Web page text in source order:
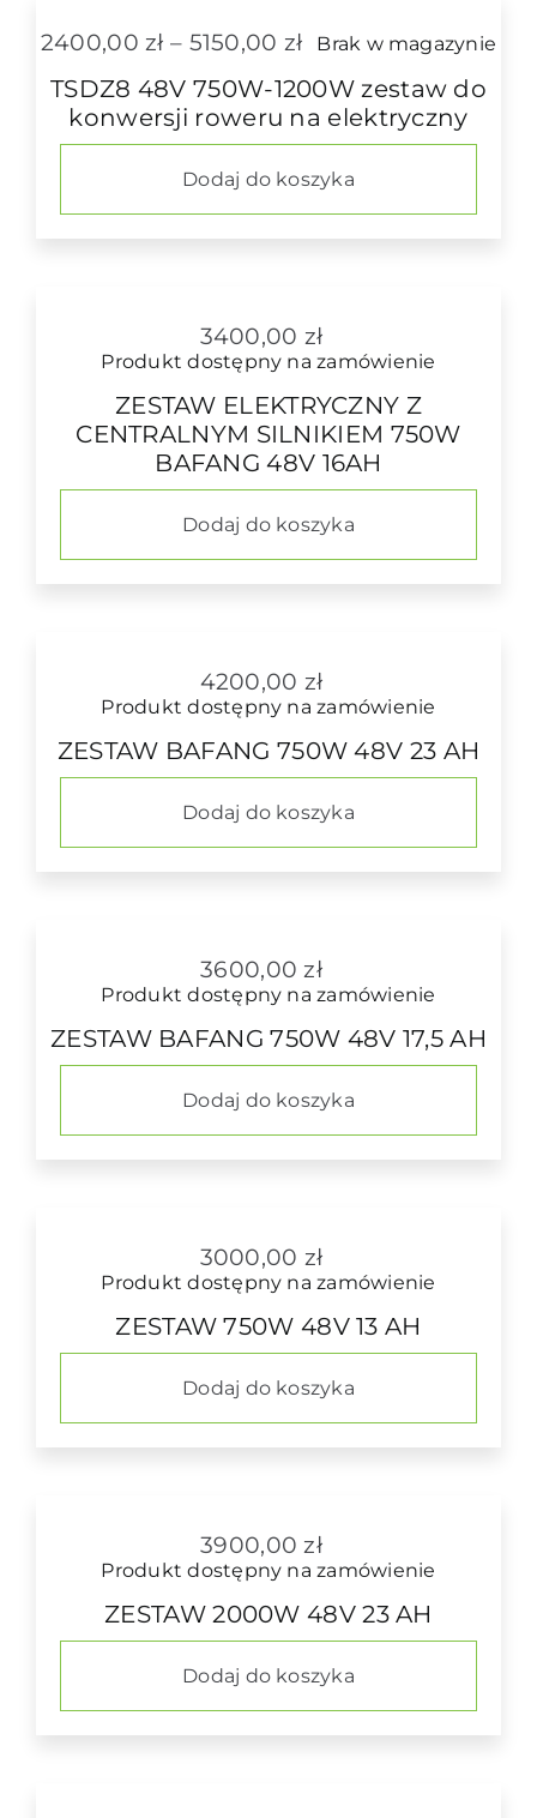
2400,00zł – 5150,00 złZakres
od
2400,00 zł
do
5150,00 zł
Brak w magazynie
TSDZ8 48V 750W-1200W zestaw do
konwersji roweru na elektryczny
Dodaj do koszyka
3400,00 zł
Produkt dostępny na zamówienie
ZESTAW ELEKTRYCZNY Z
CENTRALNYM SILNIKIEM 750W
BAFANG 48V 16AH
Dodaj do koszyka
4200,00 zł
Produkt dostępny na zamówienie
ZESTAW BAFANG 750W 48V 23 AH
Dodaj do koszyka
3600,00zł
Produkt dostępny na zamówienie
ZESTAW BAFANG 750W 48V 17,5 AH
Dodaj do koszyka
3000,00 zł
Produkt dostępny na zamówienie
ZESTAW 750W 48V 13 AH
Dodaj do koszyka
3900,00zł
Produkt dostępny na zamówienie
ZESTAW 2000W 48V 23 AH
Dodaj do koszyka